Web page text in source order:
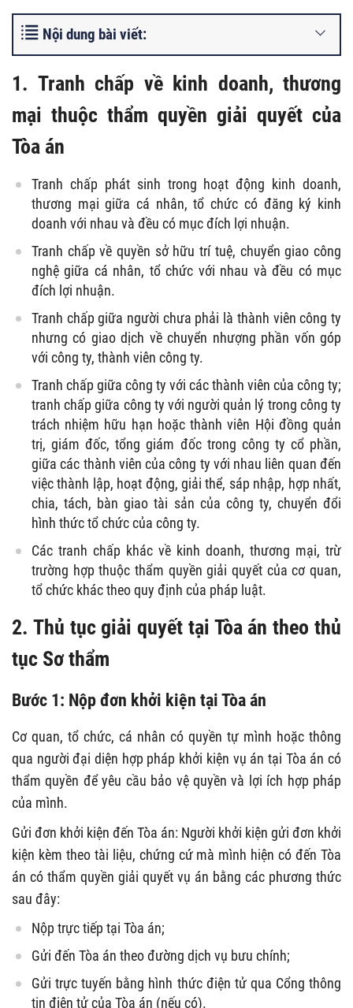
Nội dung bài viết:
1. Tranh chấp về kinh doanh, thương
mại thuộc thẩm quyền giải quyết của
Tòa án
Tranh chấp phát sinh trong hoạt động kinh doanh,
thương mại giữa cá nhân, tổ chức có đăng ký kinh
doanh với nhau và đều có mục đích lợi nhuận.
Tranh chấp về quyền sở hữu trí tuệ, chuyển giao công
nghệ giữa cá nhân, tổ chức với nhau và đều có mục
đích lợi nhuận.
Tranh chấp giữa người chưa phải là thành viên công ty
nhưng có giao dịch về chuyển nhượng phần vốn góp
với công ty, thành viên công ty.
Tranh chấp giữa công ty với các thành viên của công ty;
tranh chấp giữa công ty với người quản lý trong công ty
trách nhiệm hữu hạn hoặc thành viên Hội đồng quản
trị, giám đốc, tổng giám đốc trong công ty cổ phần,
giữa các thành viên của công ty với nhau liên quan đến
việc thành lập, hoạt động, giải thể, sáp nhập, hợp nhất,
chia, tách, bàn giao tài sản của công ty, chuyển đổi
hình thức tổ chức của công ty.
Các tranh chấp khác về kinh doanh, thương mại, trừ
trường hợp thuộc thẩm quyền giải quyết của cơ quan,
tổ chức khác theo quy định của pháp luật.
2. Thủ tục giải quyết tại Tòa án theo thủ
tục Sơ thẩm
Bước 1: Nộp đơn khởi kiện tại Tòa án
Cơ quan, tổ chức, cá nhân có quyền tự mình hoặc thông
qua người đại diện hợp pháp khởi kiện vụ án tại Tòa án có
thẩm quyền để yêu cầu bảo vệ quyền và lợi ích hợp pháp
của mình.
Gửi đơn khởi kiện đến Tòa án: Người khởi kiện gửi đơn khởi
kiện kèm theo tài liệu, chứng cứ mà mình hiện có đến Tòa
án có thẩm quyền giải quyết vụ án bằng các phương thức
sau đây:
Nộp trực tiếp tại Tòa án;
Gửi đến Tòa án theo đường dịch vụ bưu chính;
Gửi trực tuyến bằng hình thức điện tử qua Cổng thông
tin điện tử của Tòa án (nếu có).